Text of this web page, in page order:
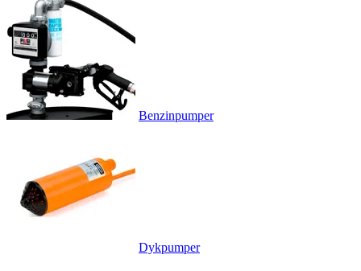
Benzinpumper
Dykpumper